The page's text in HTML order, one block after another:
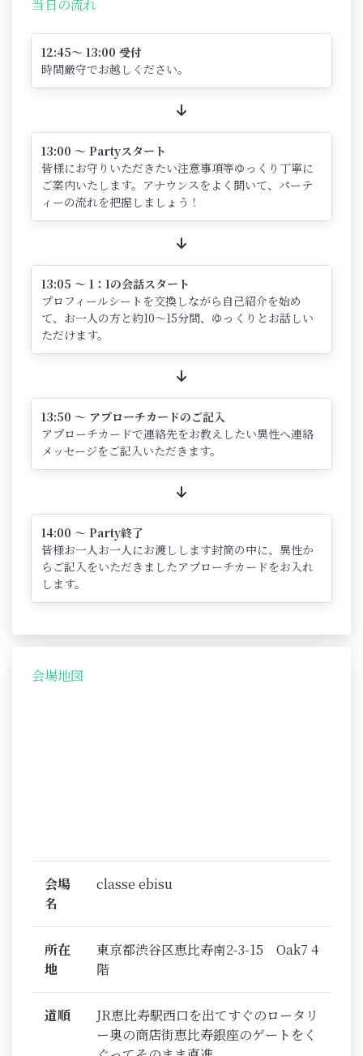
当日の流れ
12:45～ 13:00 受付
時間厳守でお越しください。
13:00 ～ Partyスタート
皆様にお守りいただきたい注意事項等ゆっくり丁寧に
ご案内いたします。アナウンスをよく聞いて、パーテ
ィーの流れを把握しましょう！
13:05 ～ 1：1の会話スタート
プロフィールシートを交換しながら自己紹介を始め
て、お一人の方と約10～15分間、ゆっくりとお話しい
ただけます。
13:50 ～ アプローチカードのご記入
アプローチカードで連絡先をお教えしたい異性へ連絡
メッセージをご記入いただきます。
14:00 ～ Party終了
皆様お一人お一人にお渡しします封筒の中に、異性か
らご記入をいただきましたアプローチカードをお入れ
します。
会場地図
会場
名
classe ebisu
所在
地
東京都渋谷区恵比寿南2-3-15 Oak7 4
階
道順
JR恵比寿駅西口を出てすぐのロータリ
ー奥の商店街恵比寿銀座のゲートをく